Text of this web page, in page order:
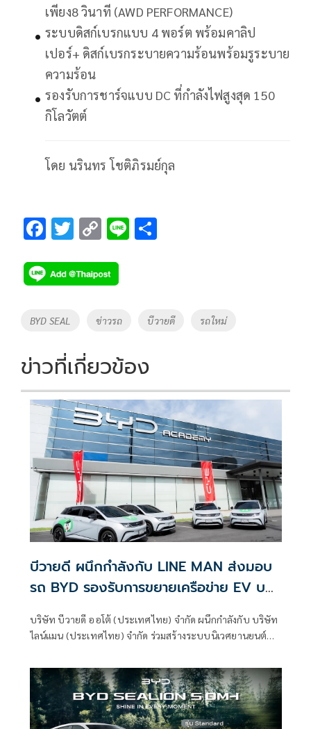
เพียง8 วินาที (AWD PERFORMANCE)
ระบบดิสก์เบรกแบบ 4 พอร์ต พร้อมคาลิป
เปอร์+ ดิสก์เบรกระบายความร้อนพร้อมรูระบาย
ความร้อน
รองรับการชาร์จแบบ DC ที่กำลังไฟสูงสุด 150
กิโลวัตต์
โดย นรินทร โชติภิรมย์กุล
F
e
b
o
k
T
tt
er
C
p
y
Li
k
Li
Tags
BYD SEAL ข่าวรถ บีวายดี รถใหม่
ข่าวที่เกี่ยวข้อง
บีวายดี ผนึกกำลังกับ LINE MAN ส่งมอบ
รถ BYD รองรับการขยายเครือข่าย EV บน
บริษัท บีวายดี ออโต้ (ประเทศไทย) จำกัด ผนึกกำลังกับ บริษัท
ไลน์แมน (ประเทศไทย) จำกัด ร่วมสร้างระบบนิเวศยานยนต์